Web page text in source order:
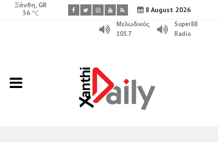
8 August 2026
Ξάνθη, GR
36 °C
Μελωδικός
105.7
Super88
Radio